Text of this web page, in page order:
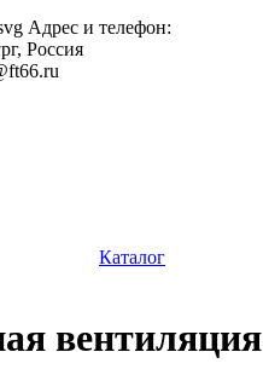
Адрес и телефон:
Россия
Каталог
вентиляция